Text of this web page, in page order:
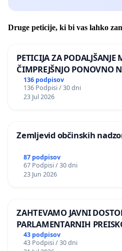
Druge peticije, ki bi vas lahko
PETICIJA ZA
ČIMPREJŠNJO PONOVNO
BERNARDA ŠRAJNERJA NA
REPUBLIKE SLOVENIJE V
136 podpisov
136 Podpisi / 30 dni
23 Jul 2026
Zemljevid občinskih
87 podpisov
67 Podpisi / 30 dni
23 Jun 2026
ZAHTEVAMO JAVNI
PARLAMENTARNIH
ILEGALNI TRGOVINI Z
43 podpisov
43 Podpisi / 30 dni